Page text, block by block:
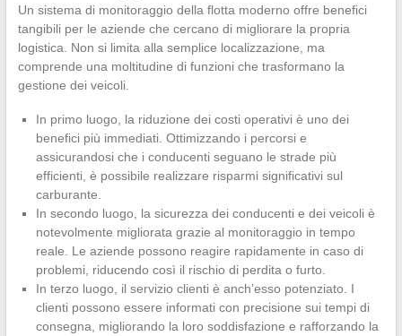
Un sistema di monitoraggio della flotta moderno offre benefici
tangibili per le aziende che cercano di migliorare la propria
logistica. Non si limita alla semplice localizzazione, ma
comprende una moltitudine di funzioni che trasformano la
gestione dei veicoli.
In primo luogo, la riduzione dei costi operativi è uno dei
benefici più immediati. Ottimizzando i percorsi e
assicurandosi che i conducenti seguano le strade più
efficienti, è possibile realizzare risparmi significativi sul
carburante.
In secondo luogo, la sicurezza dei conducenti e dei veicoli è
notevolmente migliorata grazie al monitoraggio in tempo
reale. Le aziende possono reagire rapidamente in caso di
problemi, riducendo così il rischio di perdita o furto.
In terzo luogo, il servizio clienti è anch’esso potenziato. I
clienti possono essere informati con precisione sui tempi di
consegna, migliorando la loro soddisfazione e rafforzando la